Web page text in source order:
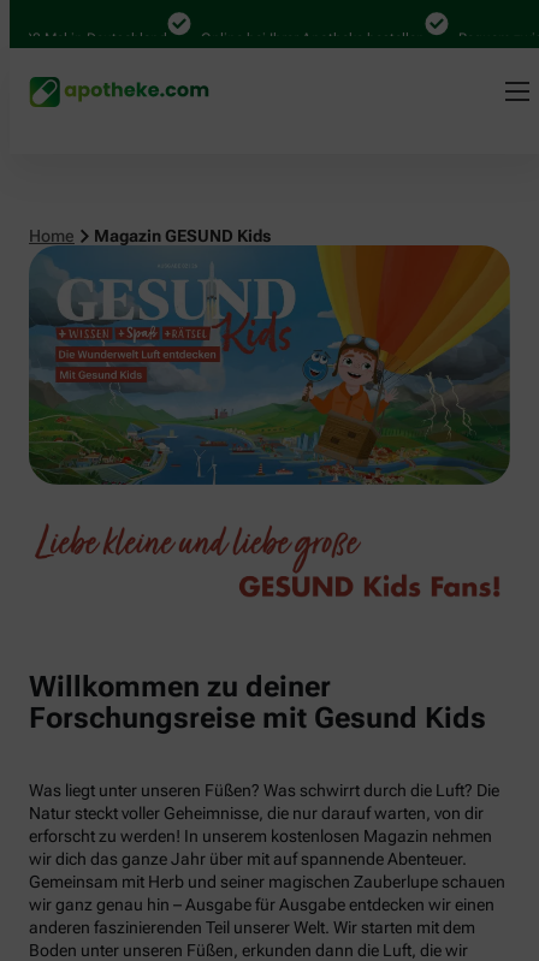
Deutschland Online bei Ihrer Apotheke bestellen Bequem zwischen
Home Magazin GESUND Kids
Willkommen zu deiner
Forschungsreise mit Gesund Kids
Was liegt unter unseren Füßen? Was schwirrt durch die Luft? Die
Natur steckt voller Geheimnisse, die nur darauf warten, von dir
erforscht zu werden! In unserem kostenlosen Magazin nehmen
wir dich das ganze Jahr über mit auf spannende Abenteuer.
Gemeinsam mit Herb und seiner magischen Zauberlupe schauen
wir ganz genau hin – Ausgabe für Ausgabe entdecken wir einen
anderen faszinierenden Teil unserer Welt. Wir starten mit dem
Boden unter unseren Füßen, erkunden dann die Luft, die wir